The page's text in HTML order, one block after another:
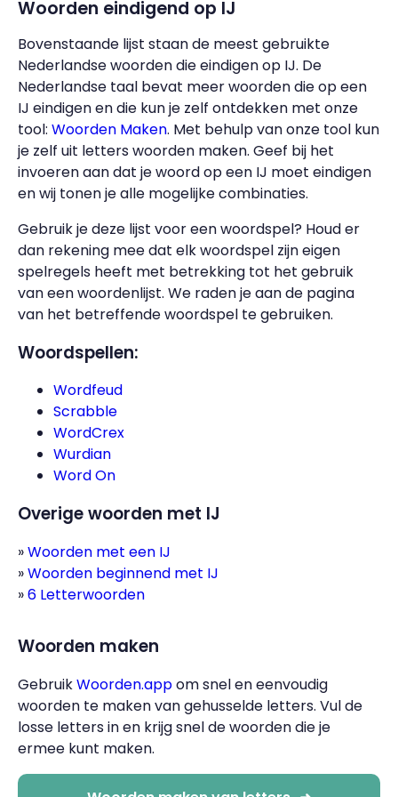
Woorden eindigend op IJ
Bovenstaande lijst staan de meest gebruikte
Nederlandse woorden die eindigen op IJ. De
Nederlandse taal bevat meer woorden die op een
IJ eindigen en die kun je zelf ontdekken met onze
tool: Woorden Maken. Met behulp van onze tool kun
je zelf uit letters woorden maken. Geef bij het
invoeren aan dat je woord op een IJ moet eindigen
en wij tonen je alle mogelijke combinaties.
Gebruik je deze lijst voor een woordspel? Houd er
dan rekening mee dat elk woordspel zijn eigen
spelregels heeft met betrekking tot het gebruik
van een woordenlijst. We raden je aan de pagina
van het betreffende woordspel te gebruiken.
Woordspellen:
Wordfeud
Scrabble
WordCrex
Wurdian
Word On
Overige woorden met IJ
Woorden met een IJ
Woorden beginnend met IJ
6 Letterwoorden
Woorden maken
GebruikWoorden.appom snel en eenvoudig
woorden te maken van gehusselde letters. Vul de
losse letters in en krijg snel de woorden die je
ermee kunt maken.